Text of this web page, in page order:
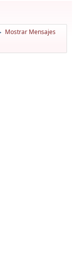
Mostrar Mensajes